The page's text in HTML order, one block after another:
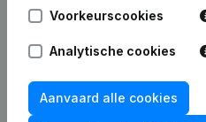
van der Velden?
Wat is het PEPPOL ID
Voorkeurscookies
Analytische cookies
Aanvaard alle cookies